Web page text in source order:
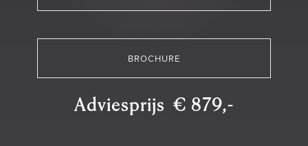
BROCHURE
Adviesprijs € 879,-